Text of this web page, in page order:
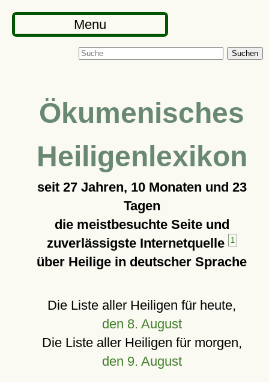
Menu
Suchen
Ökumenisches
Heiligenlexikon
seit 27 Jahren, 10 Monaten und 23
Tagen
die meistbesuchte Seite und
zuverlässigste Internetquelle
1
über Heilige in deutscher Sprache
Die Liste aller Heiligen für heute,
den 8. August
Die Liste aller Heiligen für morgen,
den 9. August